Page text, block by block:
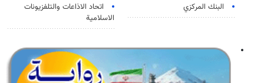
البنك المركزي
اتحاد الاذاعات والتلفزيونات
الاسلامية